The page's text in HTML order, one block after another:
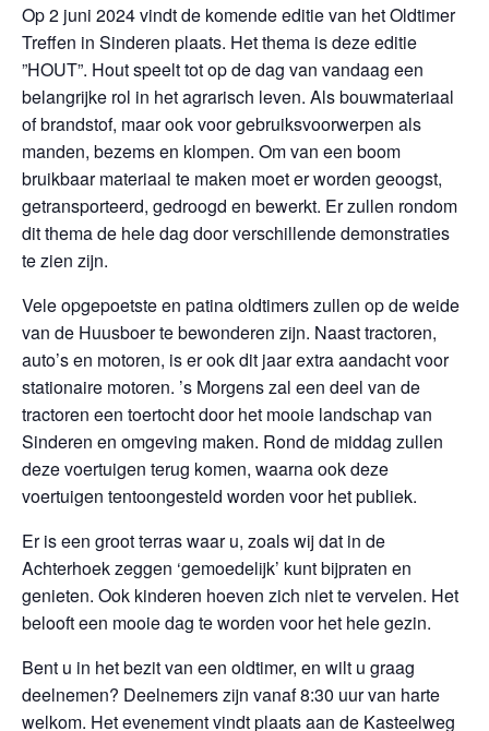
Op 2 juni 2024 vindt de komende editie van het Oldtimer
Treffen in Sinderen plaats. Het thema is deze editie
”HOUT”. Hout speelt tot op de dag van vandaag een
belangrijke rol in het agrarisch leven. Als bouwmateriaal
of brandstof, maar ook voor gebruiksvoorwerpen als
manden, bezems en klompen. Om van een boom
bruikbaar materiaal te maken moet er worden geoogst,
getransporteerd, gedroogd en bewerkt. Er zullen rondom
dit thema de hele dag door verschillende demonstraties
te zien zijn.
Vele opgepoetste en patina oldtimers zullen op de weide
van de Huusboer te bewonderen zijn. Naast tractoren,
auto’s en motoren, is er ook dit jaar extra aandacht voor
stationaire motoren. ’s Morgens zal een deel van de
tractoren een toertocht door het mooie landschap van
Sinderen en omgeving maken. Rond de middag zullen
deze voertuigen terug komen, waarna ook deze
voertuigen tentoongesteld worden voor het publiek.
Er is een groot terras waar u, zoals wij dat in de
Achterhoek zeggen ‘gemoedelijk’ kunt bijpraten en
genieten. Ook kinderen hoeven zich niet te vervelen. Het
belooft een mooie dag te worden voor het hele gezin.
Bent u in het bezit van een oldtimer, en wilt u graag
deelnemen? Deelnemers zijn vanaf 8:30 uur van harte
welkom. Het evenement vindt plaats aan de Kasteelweg